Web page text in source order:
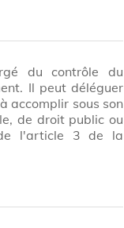
du contrôle du
Il peut déléguer
accomplir sous son
de droit public ou
l'article 3 de la